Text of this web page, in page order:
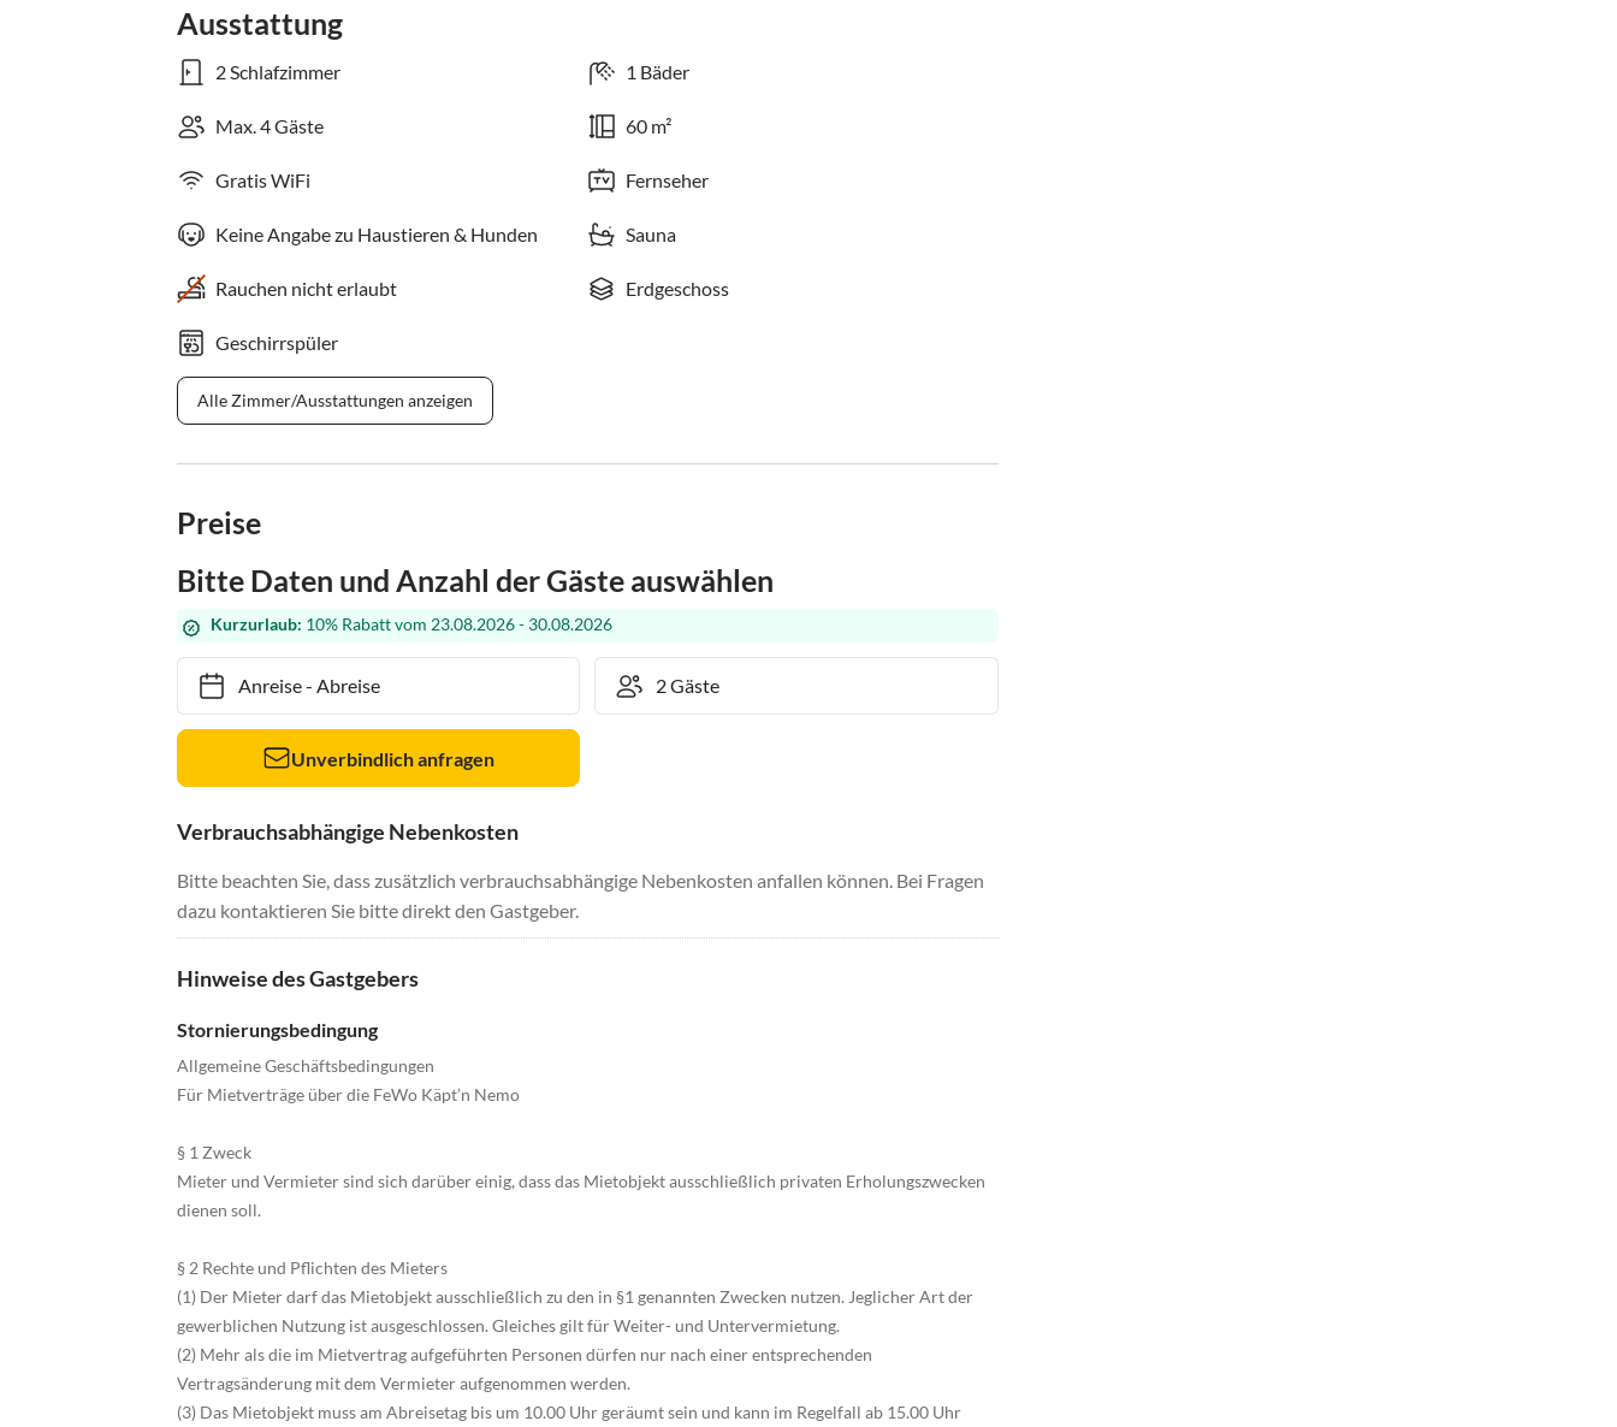
Ausstattung
2 Schlafzimmer 1 Bäder
Max. 4 Gäste 60 m²
Gratis WiFi Fernseher
Keine Angabe zu Haustieren & Hunden Sauna
Rauchen nicht erlaubt Erdgeschoss
Geschirrspüler
Alle Zimmer/Ausstattungen anzeigen
Preise
Bitte Daten und Anzahl der Gäste auswählen
Kurzurlaub: 10% Rabatt vom 23.08.2026 - 30.08.2026
Anreise- Abreise
Unverbindlich anfragen
Verbrauchsabhängige Nebenkosten
Bitte beachten Sie, dass zusätzlich verbrauchsabhängige Nebenkosten anfallen können. Bei Fragen
dazu kontaktieren Sie bitte direkt den Gastgeber.
Hinweise des Gastgebers
Stornierungsbedingung
Allgemeine Geschäftsbedingungen
Für Mietverträge über die FeWo Käpt’n Nemo
§ 1 Zweck
Mieter und Vermieter sind sich darüber einig, dass das Mietobjekt ausschließlich privaten Erholungszwecken
dienen soll.
§ 2 Rechte und Pflichten des Mieters
(1) Der Mieter darf das Mietobjekt ausschließlich zu den in §1 genannten Zwecken nutzen. Jeglicher Art der
gewerblichen Nutzung ist ausgeschlossen. Gleiches gilt für Weiter- und Untervermietung.
(2) Mehr als die im Mietvertrag aufgeführten Personen dürfen nur nach einer entsprechenden
Vertragsänderung mit dem Vermieter aufgenommen werden.
(3) Das Mietobjekt muss am Abreisetag bis um 10.00 Uhr geräumt sein und kann im Regelfall ab 15.00 Uhr